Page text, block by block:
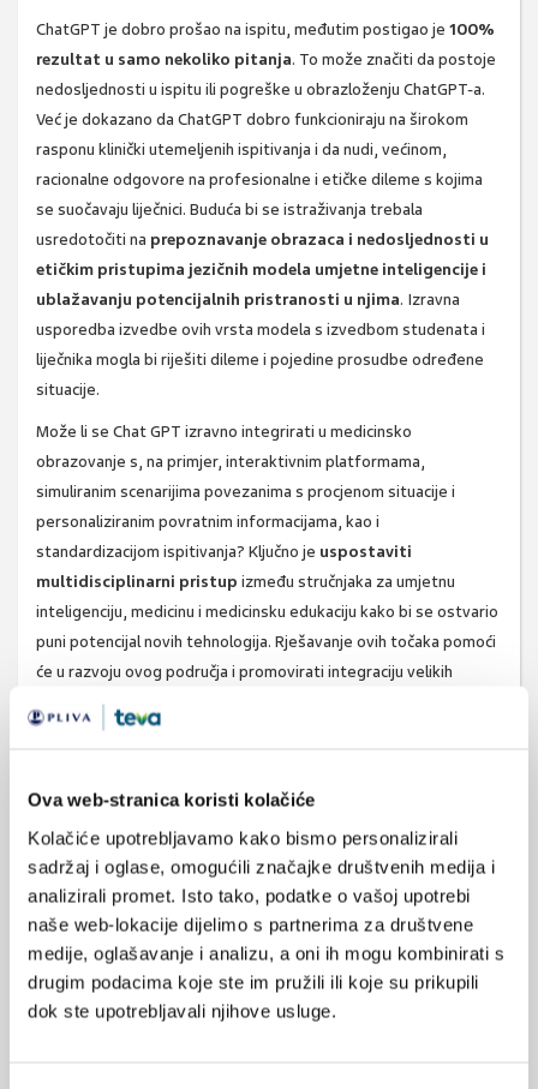
Ova web-stranica koristi kolačiće
Kolačiće upotrebljavamo kako bismo personalizirali
sadržaj i oglase, omogućili značajke društvenih medija i
analizirali promet. Isto tako, podatke o vašoj upotrebi
naše web-lokacije dijelimo s partnerima za društvene
medije, oglašavanje i analizu, a oni ih mogu kombinirati s
drugim podacima koje ste im pružili ili koje su prikupili
dok ste upotrebljavali njihove usluge.
ChatGPT je dobro prošao na ispitu, međutim postigao je 100%
rezultat u samo nekoliko pitanja. To može značiti da postoje
nedosljednosti u ispitu ili pogreške u obrazloženju ChatGPT-a.
Već je dokazano da ChatGPT dobro funkcioniraju na širokom
rasponu klinički utemeljenih ispitivanja i da nudi, većinom,
racionalne odgovore na profesionalne i etičke dileme s kojima
se suočavaju liječnici. Buduća bi se istraživanja trebala
usredotočiti na prepoznavanje obrazaca i nedosljednosti u
etičkim pristupima jezičnih modela umjetne inteligencije i
ublažavanju potencijalnih pristranosti u njima. Izravna
usporedba izvedbe ovih vrsta modela s izvedbom studenata i
liječnika mogla bi riješiti dileme i pojedine prosudbe određene
situacije.
Može li se Chat GPT izravno integrirati u medicinsko
obrazovanje s, na primjer, interaktivnim platformama,
simuliranim scenarijima povezanima s procjenom situacije i
personaliziranim povratnim informacijama, kao i
standardizacijom ispitivanja? Ključno je uspostaviti
multidisciplinarni pristup između stručnjaka za umjetnu
inteligenciju, medicinu i medicinsku edukaciju kako bi se ostvario
puni potencijal novih tehnologija. Rješavanje ovih točaka pomoći
će u razvoju ovog područja i promovirati integraciju velikih
jezičnih modela, kao što je ChatGPT, u medicinsko obrazovanje.
chatgpt edukacija
obrazovanje jezični model
timski rad
MI SE
1